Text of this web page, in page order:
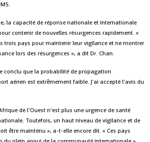
la capacité de réponse nationale et internationale
contenir de nouvelles résurgences rapidement. «
trois pays pour maintenir leur vigilance et ne montrer
lors des résurgences », a dit Dr. Chan.
conclu que la probabilité de propagation
aérien est extrêmement faible. J'ai accepté l'avis du
de l'Ouest n'est plus une urgence de santé
Toutefois, un haut niveau de vigilance et de
être maintenu », a-t-elle encore dit. « Ces pays